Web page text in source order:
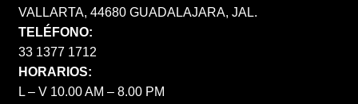
VALLARTA, 44680 GUADALAJARA, JAL.
TELÉFONO:
33 1377 1712
HORARIOS:
L – V 10.00 AM – 8.00 PM